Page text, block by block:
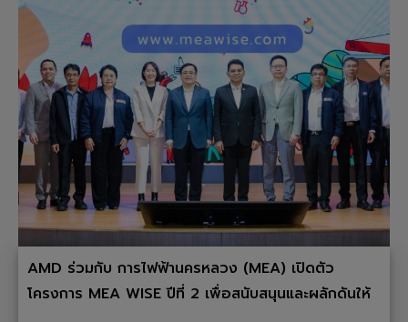
AMD ร่วมกับ การไฟฟ้านครหลวง (MEA) เปิดตัว
โครงการ MEA WISE ปีที่ 2 เพื่อสนับสนุนและผลักดันให้